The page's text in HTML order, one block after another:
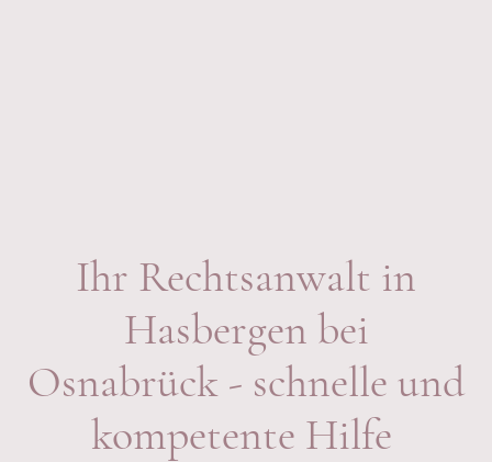
Ihr Rechtsanwalt in
Hasbergen bei
Osnabrück - schnelle und
kompetente Hilfe